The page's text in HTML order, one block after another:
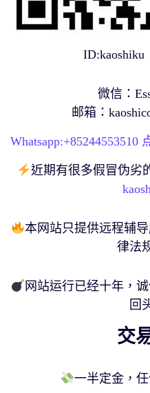
ID:kaoshiku
微信：
邮箱：
Whatsapp:+85244553510
近期有很多假冒伪劣
本网站只提供远程辅
律法
网站运行已经十年，
回
交
一半定金，